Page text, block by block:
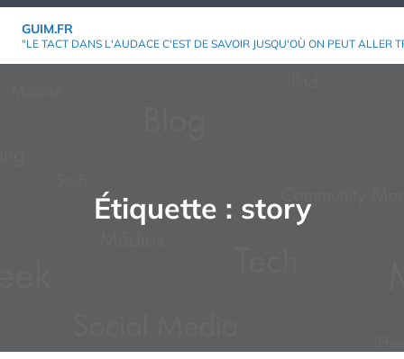
Aller
GUIM.FR
"LE TACT DANS L'AUDACE C'EST DE SAVOIR JUSQU'OÙ ON PEUT ALLER
Étiquette : story